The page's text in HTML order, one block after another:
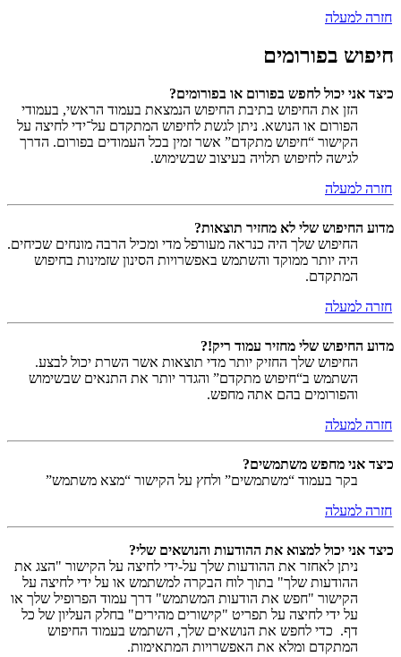
חזרה למעלה
חיפוש בפורומים
כיצד אני יכול לחפש בפורום או בפורומים?
הזן את החיפוש בתיבת החיפוש הנמצאת בעמוד הראשי, בעמודי
הפורום או הנושא. ניתן לגשת לחיפוש המתקדם על־ידי לחיצה על
הקישור “חיפוש מתקדם” אשר זמין בכל העמודים בפורום. הדרך
לגישה לחיפוש תלויה בעיצוב שבשימוש.
חזרה למעלה
מדוע החיפוש שלי לא מחזיר תוצאות?
החיפוש שלך היה כנראה מעורפל מדי ומכיל הרבה מונחים שכיחים.
היה יותר ממוקד והשתמש באפשרויות הסינון שזמינות בחיפוש
המתקדם.
חזרה למעלה
מדוע החיפוש שלי מחזיר עמוד ריק!?
החיפוש שלך החזיק יותר מדי תוצאות אשר השרת יכול לבצע.
השתמש ב“חיפוש מתקדם” והגדר יותר את התנאים שבשימוש
והפורומים בהם אתה מחפש.
חזרה למעלה
כיצד אני מחפש משתמשים?
בקר בעמוד “משתמשים” ולחץ על הקישור “מצא משתמש”
חזרה למעלה
כיצד אני יכול למצוא את ההודעות והנושאים שלי?
ניתן לאחזר את ההודעות שלך על-ידי לחיצה על הקישור "הצג את
ההודעות שלך" בתוך לוח הבקרה למשתמש או על ידי לחיצה על
הקישור "חפש את הודעות המשתמש" דרך עמוד הפרופיל שלך או
על ידי לחיצה על תפריט "קישורים מהירים" בחלק העליון של כל
דף. כדי לחפש את הנושאים שלך, השתמש בעמוד החיפוש
המתקדם ומלא את האפשרויות המתאימות.